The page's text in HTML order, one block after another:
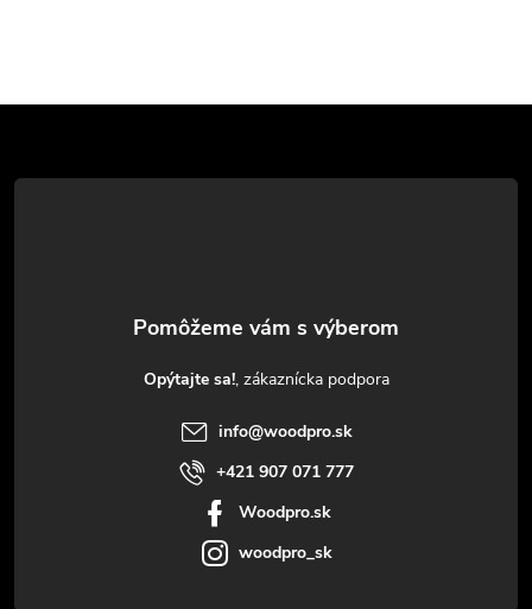
á
Opýtajte sa!
info@woodpro.sk
+421 907 071 777
Woodpro.sk
woodpro_sk